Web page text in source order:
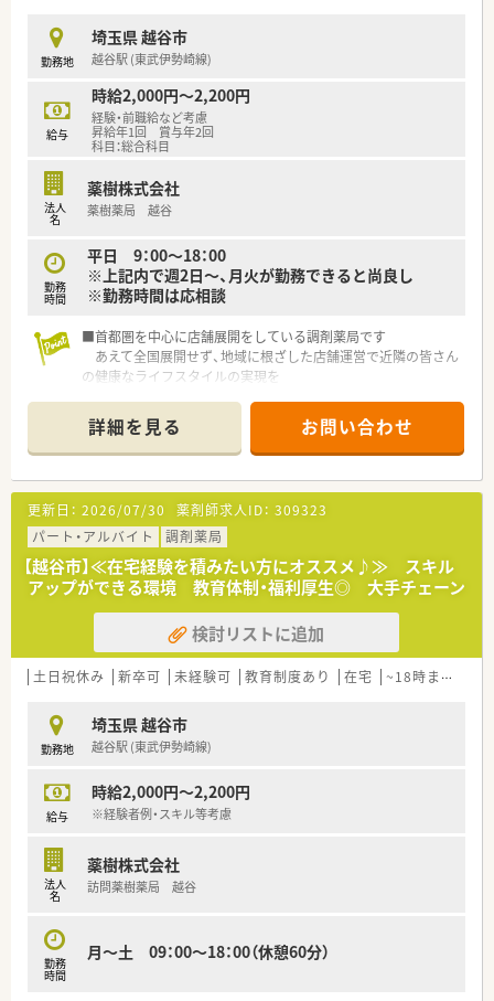
勤務地
埼玉県 越谷市
越谷駅 (東武伊勢崎線)
給与
時給2,000円～2,200円
経験・前職給など考慮
昇給年1回 賞与年2回
科目：総合科目
法人
名
薬樹株式会社
薬樹薬局 越谷
勤務
時間
平日 9：00～18：00
※上記内で週2日～、月火が勤務できると尚良し
※勤務時間は応相談
■首都圏を中心に店舗展開をしている調剤薬局です
あえて全国展開せず、地域に根ざした店舗運営で近隣の皆さん
の健康なライフスタイルの実現を
■監査システムの導入等安心してお仕事できる体制が整ってい
ます
■社宅や各種保険制度など安心して働ける福利厚生を用意して
います
詳細を見る お問い合わせ
更新日： 2026/07/30 薬剤師求人ID： 309323
パート・アルバイト
調剤薬局
【越谷市】≪在宅経験を積みたい方にオススメ♪≫ スキル
アップができる環境 教育体制・福利厚生◎ 大手チェーン
検討リストに追加
土日祝休み 新卒可 未経験可 教育制度あり 在宅 ~18時までの職場
勤務地
埼玉県 越谷市
越谷駅 (東武伊勢崎線)
給与
時給2,000円～2,200円
※経験者例・スキル等考慮
法人
名
薬樹株式会社
訪問薬樹薬局 越谷
勤務
時間
月～土 09：00～18：00（休憩60分）